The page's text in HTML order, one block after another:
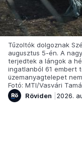
Tűzoltók dolgoznak
augusztus 5-én. A
terjedtek a lángok a
ingatlanból 61 embert
üzemanyagtelepet
Fotó: MTI/Vasvári
Röviden
2026.